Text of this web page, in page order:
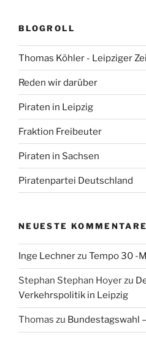
BLOGROLL
Thomas Köhler - Leipziger
Reden wir darüber
Piraten in Leipzig
Fraktion Freibeuter
Piraten in Sachsen
Piratenpartei Deutschland
NEUESTE KOMMENTARE
Inge Lechnerzu Tempo 30 -
Stephan Stephan Hoyerzu
Verkehrspolitik in Leipzig
Thomas zu Bundestagswahl